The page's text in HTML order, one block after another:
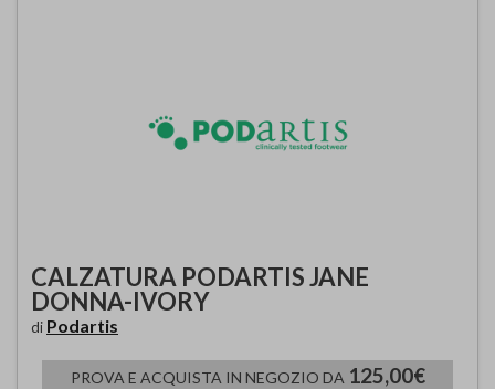
CALZATURA PODARTIS JANE
DONNA-IVORY
di Podartis
PROVA E ACQUISTA IN NEGOZIO DA 125,00€